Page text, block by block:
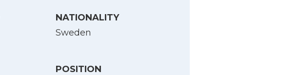
NATIONALITY
Sweden
POSITION